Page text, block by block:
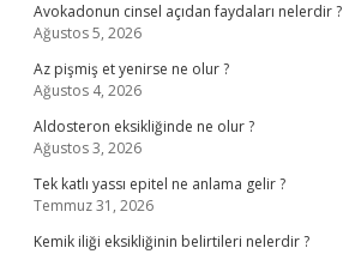
Avokadonun cinsel açıdan faydaları nelerdir ?
Ağustos 5, 2026
Az pişmiş et yenirse ne olur ?
Ağustos 4, 2026
Aldosteron eksikliğinde ne olur ?
Ağustos 3, 2026
Tek katlı yassı epitel ne anlama gelir ?
Temmuz 31, 2026
Kemik iliği eksikliğinin belirtileri nelerdir ?